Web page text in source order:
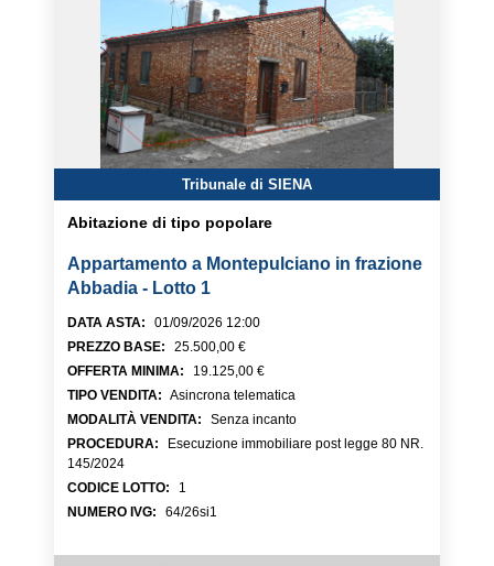
Tribunale di SIENA
Abitazione di tipo popolare
Appartamento a Montepulciano in frazione
Abbadia - Lotto 1
DATA ASTA:
01/09/2026 12:00
PREZZO BASE:
25.500,00 €
OFFERTA MINIMA:
19.125,00 €
TIPO VENDITA: Asincrona telematica
MODALITÀ VENDITA:
Senza incanto
PROCEDURA:
Esecuzione immobiliare post legge 80 NR.
145/2024
CODICE LOTTO:
1
NUMERO IVG: 64/26si1